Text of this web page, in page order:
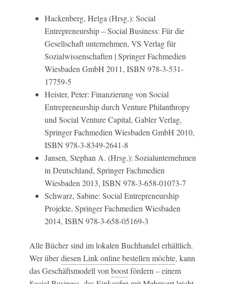
Hackenberg, Helga (Hrsg.): Social
Entrepreneurship – Social Business: Für die
Gesellschaft unternehmen, VS Verlag für
Sozialwissenschaften | Springer Fachmedien
Wiesbaden GmbH 2011, ISBN 978-3-531-
17759-5
Heister, Peter: Finanzierung von Social
Entrepreneurship durch Venture Philanthropy
und Social Venture Capital, Gabler Verlag,
Springer Fachmedien Wiesbaden GmbH 2010,
ISBN 978-3-8349-2641-8
Jansen, Stephan A. (Hrsg.): Sozialunternehmen
in Deutschland, Springer Fachmedien
Wiesbaden 2013, ISBN 978-3-658-01073-7
Schwarz, Sabine: Social Entrepreneurship
Projekte, Springer Fachmedien Wiesbaden
2014, ISBN 978-3-658-05169-3
Alle Bücher sind im lokalen Buchhandel erhältlich.
Wer überdiesen Link online bestellen möchte, kann
das Geschäftsmodell von boostfördern – einem